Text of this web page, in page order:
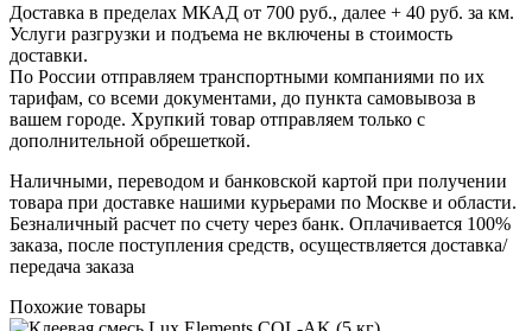
Доставка в пределах МКАД от 700 руб., далее + 40 руб. за км.
Услуги разгрузки и подъема не включены в стоимость
доставки.
По России отправляем транспортными компаниями по их
тарифам, со всеми документами, до пункта самовывоза в
вашем городе. Хрупкий товар отправляем только с
дополнительной обрешеткой.
Наличными, переводом и банковской картой при получении
товара при доставке нашими курьерами по Москве и области.
Безналичный расчет по счету через банк. Оплачивается 100%
заказа, после поступления средств, осуществляется доставка/
передача заказа
Похожие товары